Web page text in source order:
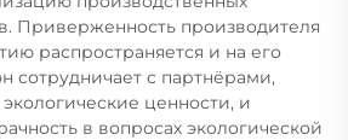
Приверженность производителя
распространяется и на его
сотрудничает с партнёрами,
ценности, и
в вопросах экологической